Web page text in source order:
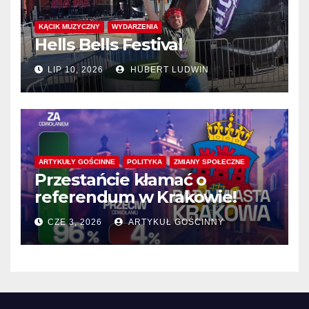
KĄCIK MUZYCZNY WYDARZENIA
Hells Bells Festival
LIP 10, 2026 HUBERT LUDWIN
ARTYKUŁY GOŚCINNE POLITYKA ZMIANY SPOŁECZNE
Przestańcie kłamać o
referendum w Krakowie!
CZE 3, 2026 ARTYKUŁ GOŚCINNY